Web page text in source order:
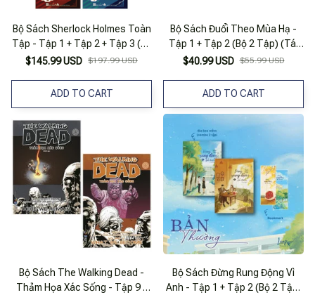
Bộ Sách Sherlock Holmes Toàn
Tập - Tập 1 + Tập 2 + Tập 3 (Bộ
3 Tập)
$145.99 USD $197.99 USD
ADD TO CART
Bộ Sách Đuổi Theo Mùa Hạ -
Tập 1 + Tập 2 (Bộ 2 Tập) (Tái
Bản 2025)
$40.99 USD $55.99 USD
ADD TO CART
Bộ Sách The Walking Dead -
Thảm Họa Xác Sống - Tập 9 +
Bộ Sách Đừng Rung Động Vì
Anh - Tập 1 + Tập 2 (Bộ 2 Tập)